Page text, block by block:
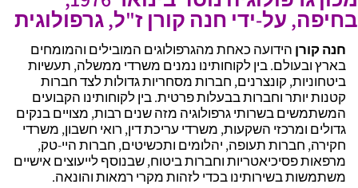
בחיפה, על-ידי חנה קורן ז"ל, גרפולוגית
חנה קורן הידועה כאחת מהגרפולוגים המובילים והמומחים
בארץ ובעולם. בין לקוחותינו נמנים משרדי ממשלה, תעשיות
ביטחוניות, קונצרנים, חברות מסחריות גדולות לצד חברות
קטנות יותר וחברות בבעלות פרטית. בין לקוחותינו הקבועים
המשתמשים בשרותי גרפולוגיה מזה שנים רבות, מצויים בנקים
גדולים ומרכזי השקעות, משרדי עריכת דין, רואי חשבון, משרדי
חקירה, חברות תעופה, יהלומים ותכשיטים, חברות היי-טק,
מרפאות פסיכיאטריות וחברות ביטוח, שבנוסף לייעוצים אישיים
משתמשות בשירותינו בכדי לזהות מקרי רמאות והונאה.